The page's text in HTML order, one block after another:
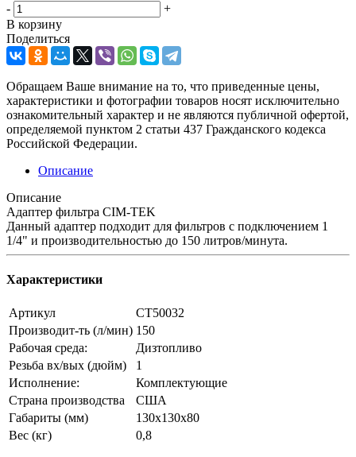
-
+
В корзину
Поделиться
Обращаем Ваше внимание на то, что приведенные цены,
характеристики и фотографии товаров носят исключительно
ознакомительный характер и не являются публичной офертой,
определяемой пунктом 2 статьи 437 Гражданского кодекса
Российской Федерации.
Описание
Описание
Адаптер фильтра CIM-TEK
Данный адаптер подходит для фильтров с подключением 1
1/4" и производительностью до 150 литров/минута.
Характеристики
Артикул
CT50032
Производит-ть (л/мин) 150
Рабочая среда:
Дизтопливо
Резьба вх/вых (дюйм)
1
Исполнение:
Комплектующие
Страна производства
США
Габариты (мм)
130х130х80
Вес (кг)
0,8